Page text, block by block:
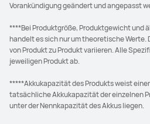
Vorankündigung geändert und angepasst
****Bei Produktgröße, Produktgewicht und
handelt es sich nur um theoretische
von Produkt zu Produkt variieren. Alle
jeweiligen Produkt ab.
*****Akkukapazität des Produkts weist
tatsächliche Akkukapazität der einzelnen
unter der Nennkapazität des Akkus liegen.